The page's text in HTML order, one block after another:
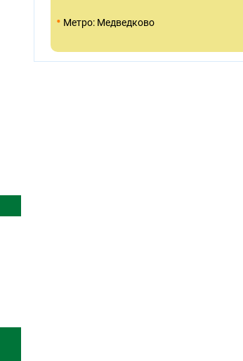
• Метро: Медведково